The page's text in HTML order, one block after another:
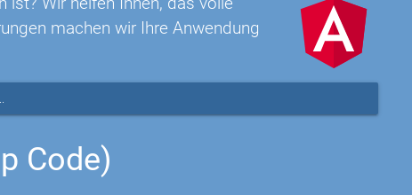
machen wir Ihre Anwendung
Code)